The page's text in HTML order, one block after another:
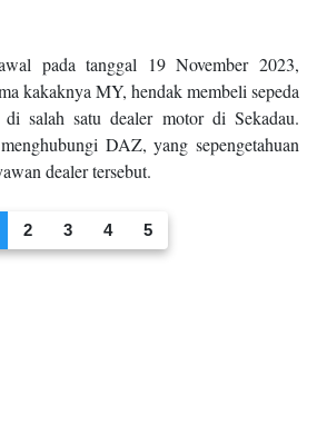
pada tanggal 19 November 2023,
kakaknya MY, hendak membeli sepeda
salah satu dealer motor di Sekadau.
DAZ, yang sepengetahuan
dealer tersebut.
2 3 4 5